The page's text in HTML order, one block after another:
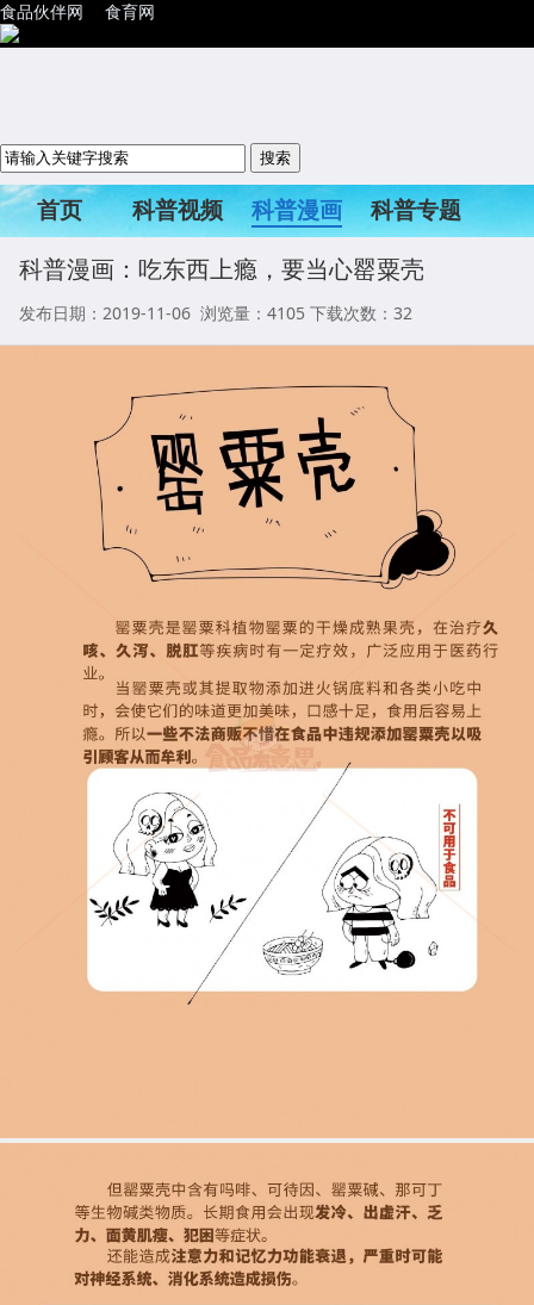
食品伙伴网 食育网
首页 科普视频 科普漫画
科普专题
科普活动
科普漫画：吃东西上瘾，要当心罂粟壳
发布日期：2019-11-06 浏览量： 4105 下载次数：32